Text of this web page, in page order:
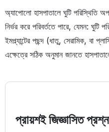
অ্যাপোলো হাসপাতালে ঘুটি পরিস্থিতি
নির্ভর করে পরিবর্ততে পারে, যেমন: ঘুটি
ইমপ্ল্যান্টের পছন্দ (ধাতু, সেরামিক, বা
এক্ষেত্রে সঠিক অনুমান জানতে
প্রায়শই জিজ্ঞাসিত